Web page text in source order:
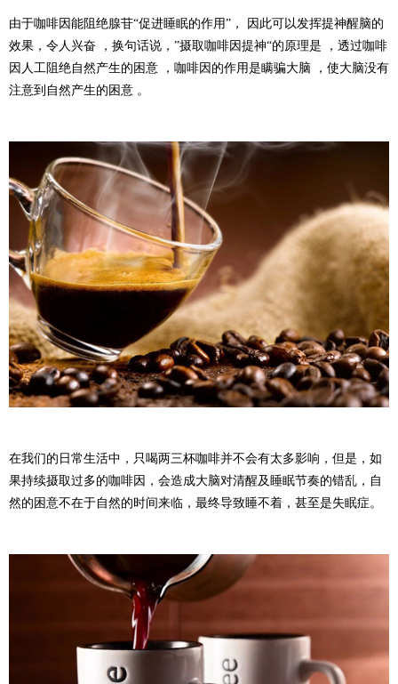
由于咖啡因能阻绝腺苷“促进睡眠的作用”， 因此可以发挥提神醒脑的
效果，令人兴奋 ，换句话说，”摄取咖啡因提神“的原理是 ，透过咖啡
因人工阻绝自然产生的困意 ，咖啡因的作用是瞒骗大脑 ，使大脑没有
注意到自然产生的困意 。
在我们的日常生活中，只喝两三杯咖啡并不会有太多影响，但是，如
果持续摄取过多的咖啡因，会造成大脑对清醒及睡眠节奏的错乱，自
然的困意不在于自然的时间来临，最终导致睡不着，甚至是失眠症。